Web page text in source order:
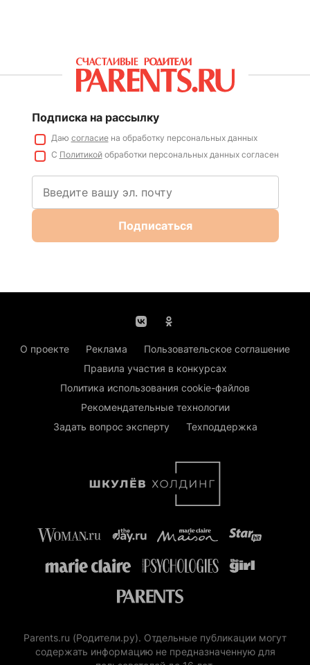
Подписка на рассылку
Даю согласиена обработку персональных данных
С Политикойобработки персональных данных согласен
Подписаться
О проекте Реклама
Пользовательское соглашение
Правила участия в конкурсах
Политика использования cookie-файлов
Рекомендательные технологии
Задать вопрос эксперту
Техподдержка
Parents.ru (Родители.ру). Отдельные публикации могут
содержать информацию не предназначенную для